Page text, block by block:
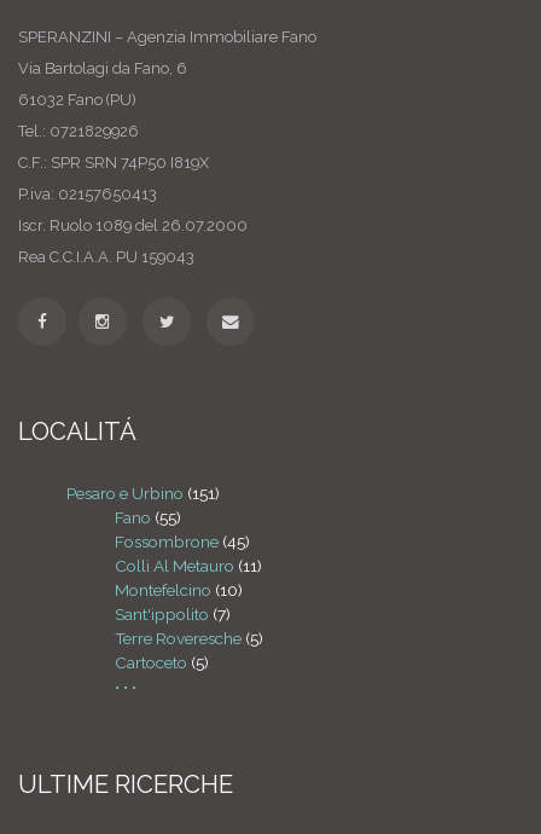
SPERANZINI – Agenzia Immobiliare Fano
Via Bartolagi da Fano, 6
61032 Fano (PU)
Tel.: 0721829926
C.F.: SPR SRN 74P50 I819X
P.iva: 02157650413
Iscr. Ruolo 1089 del 26.07.2000
Rea C.C.I.A.A. PU 159043
LOCALITÁ
Pesaro e Urbino (151)
Fano (55)
Fossombrone (45)
Colli Al Metauro (11)
Montefelcino (10)
Sant'ippolito (7)
Terre Roveresche (5)
Cartoceto (5)
• • •
ULTIME RICERCHE